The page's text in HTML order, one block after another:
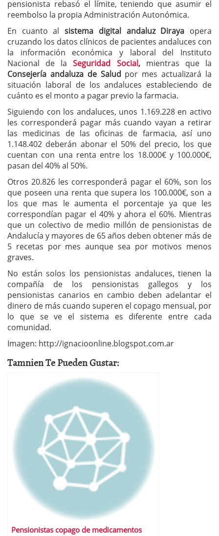
pensionista rebasó el límite, teniendo que asumir el
reembolso la propia Administración Autonómica.
En cuanto alsistema digital andaluz Diraya opera
cruzando los datos clínicos de pacientes andaluces con
la información económica y laboral del Instituto
Nacional de laSeguridad Social,mientras que la
Consejería andaluza de Salud por mes actualizará la
situación laboral de los andaluces estableciendo de
cuánto es el monto a pagar previo la farmacia.
Siguiendo con los andaluces, unos 1.169.228 en activo
les corresponderá pagar más cuando vayan a retirar
las medicinas de las oficinas de farmacia, así uno
1.148.402 deberán abonar el 50% del precio, los que
cuentan con una renta entre los 18.000€ y 100.000€,
pasan del 40% al 50%.
Otros 20.826 les corresponderá pagar el 60%, son los
que poseen una renta que supera los 100.000€, son a
los que mas le aumenta el porcentaje ya que les
correspondían pagar el 40% y ahora el 60%. Mientras
que un colectivo de medio millón de pensionistas de
Andalucía y mayores de 65 años deben obtener más de
5 recetas por mes aunque sea por motivos menos
graves.
No están solos los pensionistas andaluces, tienen la
compañía de los pensionistas gallegos y los
pensionistas canarios en cambio deben adelantar el
dinero de más cuando superen el copago mensual, por
lo que se ve el sistema es diferente entre cada
comunidad.
Imagen: http://ignacioonline.blogspot.com.ar
Tamnien Te Pueden Gustar:
Pensionistas copago de medicamentos